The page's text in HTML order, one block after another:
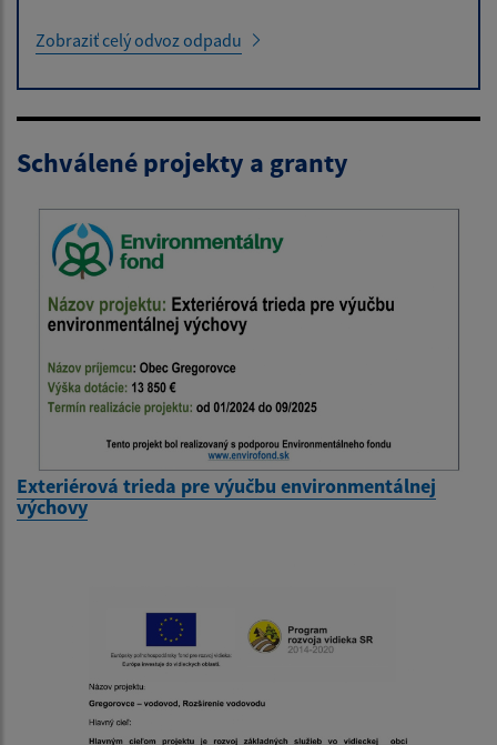
Zobraziť celý odvoz odpadu
Schválené projekty a granty
Exteriérová trieda pre výučbu environmentálnej
výchovy